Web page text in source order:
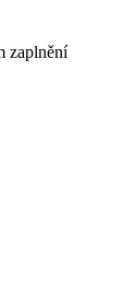
zaplnění